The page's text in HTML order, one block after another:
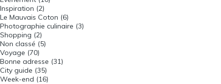
Inspiration (2)
Le Mauvais Coton (6)
Photographie culinaire (3)
Shopping (2)
Non classé (5)
Voyage (70)
Bonne adresse (31)
City guide (35)
Week-end (16)